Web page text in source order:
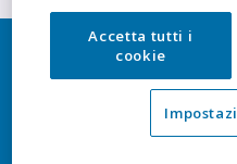
TRUCK News è una testata di
Accetta tutti i
cookie